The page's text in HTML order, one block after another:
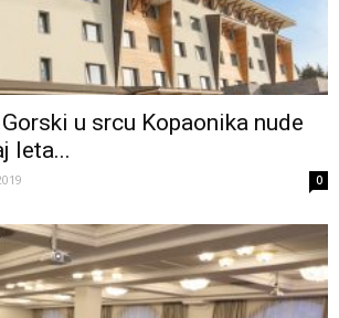
u srcu Kopaonika nude
leta...
0